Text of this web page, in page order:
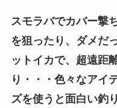
スモラバでカバー撃
を狙ったり、ダメだ
ットイカで、超遠距
り・・・色々なアイ
ズを使うと面白い釣